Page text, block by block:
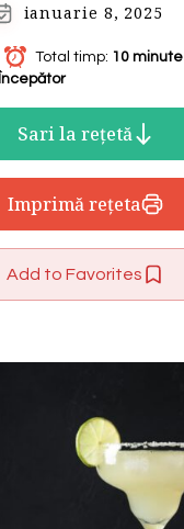
ianuarie 8, 2025
Total timp: 10 minute
Începător
Sari la rețetă
Imprimă rețeta
Add to Favorites